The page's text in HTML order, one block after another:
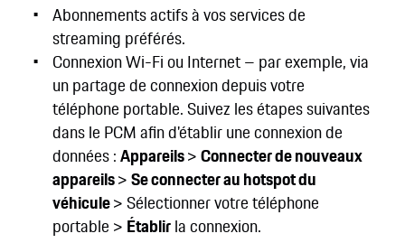
Abonnements actifs à vos services de
streaming préférés.
Connexion Wi-Fi ou Internet – par exemple, via
un partage de connexion depuis votre
téléphone portable. Suivez les étapes suivantes
dans le PCM afin d'établir une connexion de
données :Appareils>Connecter de nouveaux
appareils>Se connecter au hotspot du
véhicule> Sélectionner votre téléphone
portable > Établirla connexion.